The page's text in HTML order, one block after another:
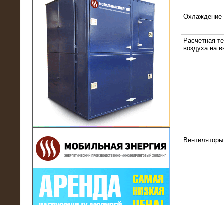
21.03.2017
Комплектная трансформаторная
подстанция 6 МВА (морское
исполнение, IP56)
Охлаждение
Расчетная
воздуха на
Вентиляторы